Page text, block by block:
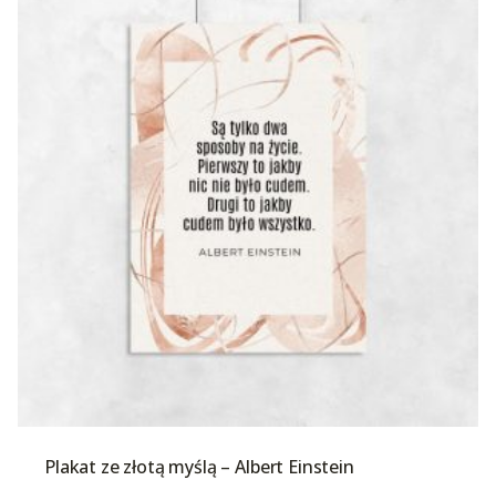
Plakat ze złotą myślą – Albert Einstein